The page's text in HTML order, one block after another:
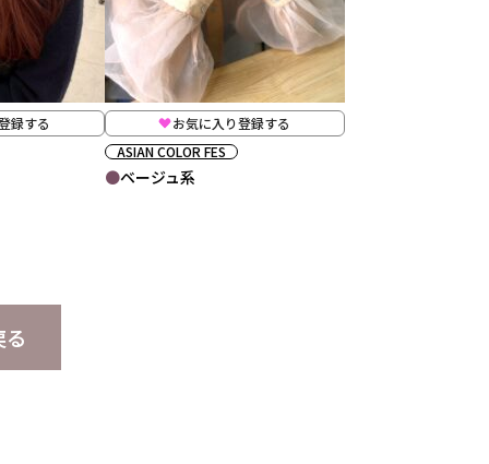
録する
お気に入り登録する
ASIAN COLOR FES
ベージュ系